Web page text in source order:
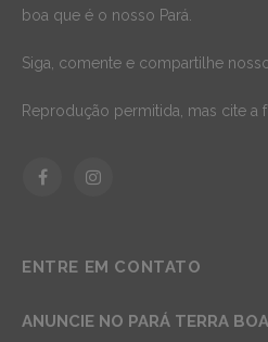
boa que é o nosso Pará.
Siga, comente e compartilhe
Reprodução permitida, mas cite a
FacebookInstagram
ENTRE EM CONTATO
ANUNCIE NO PARÁ TERRA BOA